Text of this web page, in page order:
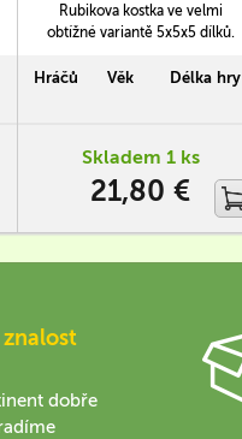
Rubikova kostka ve velmi
obtížné variantě 5x5x5 dílků.
Hráčů Věk Délka hry
Skladem 1 ks
21,80 €
dobře